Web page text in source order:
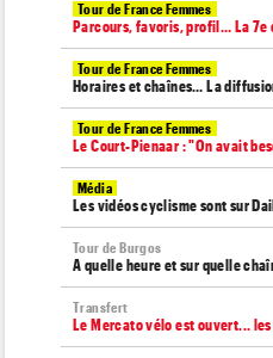
Tour de France Femmes
Parcours, favoris, profil… La 7e
Tour de France Femmes
Horaires et chaînes… La
Tour de France Femmes
Le Court-Pienaar : "On avait
Média
Les vidéos cyclisme sont sur
Tour de Burgos
A quelle heure et sur quelle
Transfert
Le Mercato vélo est ouvert...